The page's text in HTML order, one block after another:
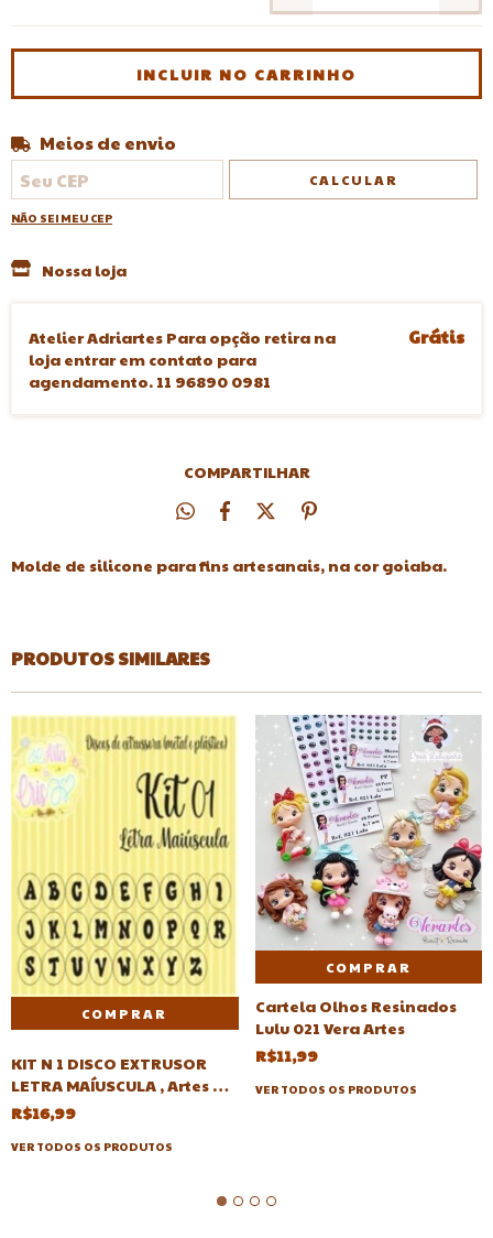
Entregas para o CEP:
Meios de envio
CALCULAR
NÃO SEI MEU CEP
Nossa loja
Atelier Adriartes Para opção retira na
loja entrar em contato para
agendamento. 11 96890 0981
Grátis
COMPARTILHAR
Molde de silicone para fins artesanais, na cor goiaba.
PRODUTOS SIMILARES
KIT N 1 DISCO EXTRUSOR
LETRA MAÍUSCULA , Artes da
Cris-discos-Extrusora
R$16,99
VER TODOS OS PRODUTOS
COMPRAR
Cartela Olhos Resinados
Lulu 021 Vera Artes
R$11,99
VER TODOS OS PRODUTOS